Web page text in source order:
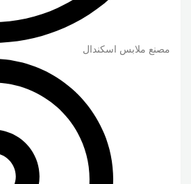
مصنع ملابس اسكندال